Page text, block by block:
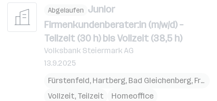
Abgelaufen Junior
Firmenkundenberater:in (m/w/d) –
Teilzeit (30 h) bis Vollzeit (38,5 h)
Volksbank Steiermark AG
13.9.2025
Fürstenfeld, Hartberg, Bad Gleichenberg, Friedberg
Vollzeit, Teilzeit
Homeoffice